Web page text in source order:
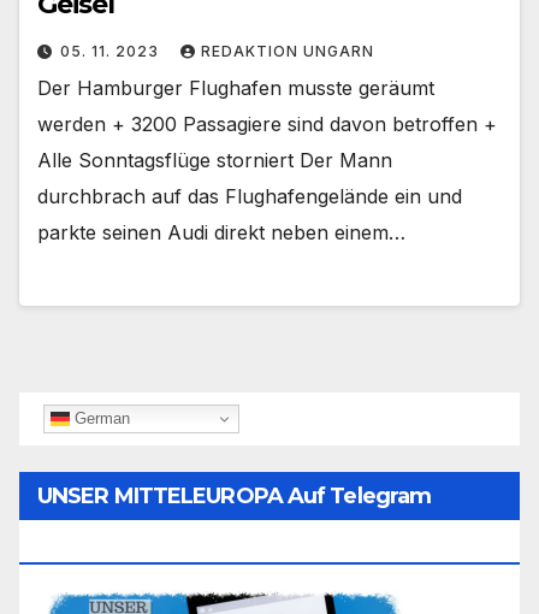
05. 11. 2023 REDAKTION UNGARN
Der Hamburger Flughafen musste geräumt
werden + 3200 Passagiere sind davon betroffen +
Alle Sonntagsflüge storniert Der Mann
durchbrach auf das Flughafengelände ein und
parkte seinen Audi direkt neben einem…
German
UNSER MITTELEUROPA Auf Telegram